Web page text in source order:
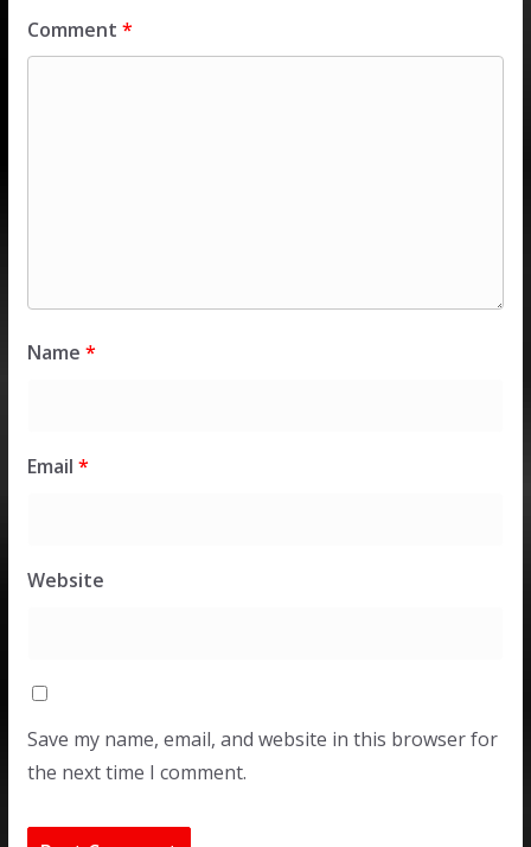
Comment *
Name *
Email *
Website
Save my name, email, and website in this browser for
the next time I comment.